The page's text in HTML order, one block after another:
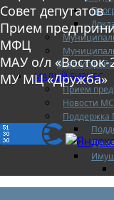
МАЛЫЙ БИЗНЕС
Прием
Новости
Совет депутатов
Прием
МФЦ
МАУ о/л «Восток-
МУ МЦ «Дружба»